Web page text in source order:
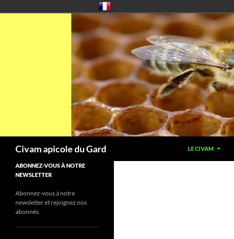
Civam apicole du Gard LE CIVAM
ABONNEZ-VOUS À NOTRE
NEWSLETTER
Abonnez-vous à notre
newsletter et rejoignez nos
abonnés.